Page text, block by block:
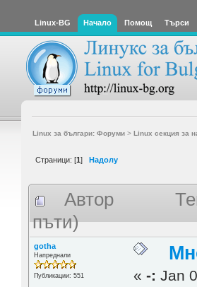
Linux-BG Начало Помощ Търси
Linux за българи: Форуми> Linux секция за
Страници: [1] Надолу
Автор
пъти)
gotha
Напреднали
Публикации: 551 «-: Jan